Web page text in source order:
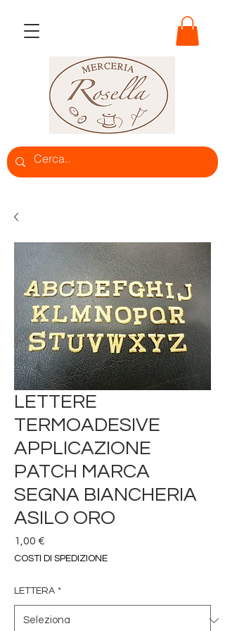
LETTERE
TERMOADESIVE
APPLICAZIONE
PATCH MARCA
SEGNA BIANCHERIA
ASILO ORO
1,00 €
COSTI DI SPEDIZIONE
LETTERA *